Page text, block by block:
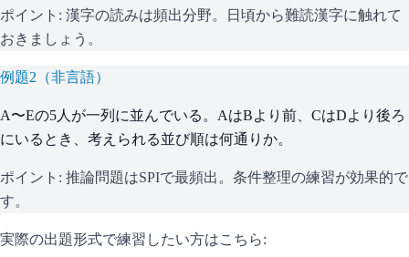
ポイント: 漢字の読みは頻出分野。日頃から難読漢字に触れて
おきましょう。
例題2 （非言語）
A〜Eの5人が一列に並んでいる。AはBより前、CはDより後ろ
にいるとき、考えられる並び順は何通りか。
ポイント: 推論問題はSPIで最頻出。条件整理の練習が効果的で
す。
実際の出題形式で練習したい方はこちら: